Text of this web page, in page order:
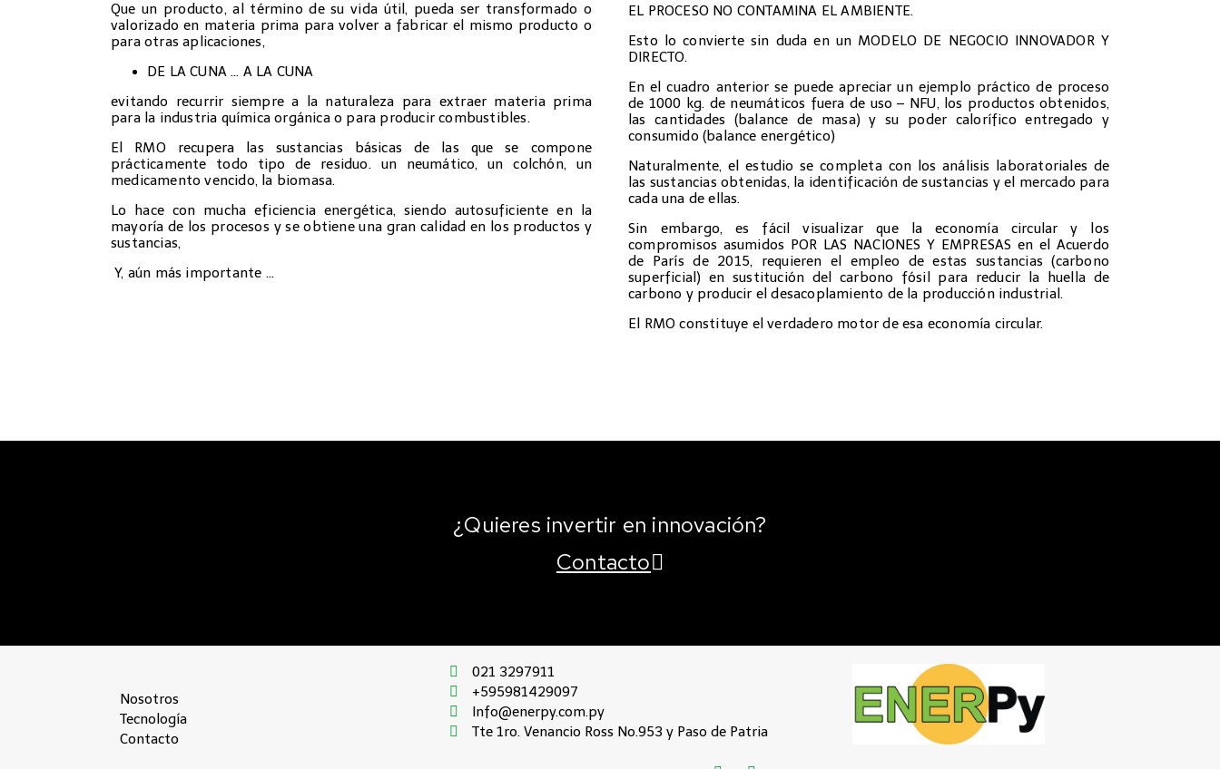
Que un producto, al término de su vida útil, pueda ser transformado o
valorizado en materia prima para volver a fabricar el mismo producto o
para otras aplicaciones,
DE LA CUNA … A LA CUNA
evitando recurrir siempre a la naturaleza para extraer materia prima
para la industria química orgánica o para producir combustibles.
El RMO recupera las sustancias básicas de las que se compone
prácticamente todo tipo de residuo. un neumático, un colchón, un
medicamento vencido, la biomasa.
Lo hace con mucha eficiencia energética, siendo autosuficiente en la
mayoría de los procesos y se obtiene una gran calidad en los productos y
sustancias,
Y, aún más importante …
EL PROCESO NO CONTAMINA EL AMBIENTE.
Esto lo convierte sin duda en un MODELO DE NEGOCIO INNOVADOR Y
DIRECTO.
En el cuadro anterior se puede apreciar un ejemplo práctico de proceso
de 1000 kg. de neumáticos fuera de uso – NFU, los productos obtenidos,
las cantidades (balance de masa) y su poder calorífico entregado y
consumido (balance energético)
Naturalmente, el estudio se completa con los análisis laboratoriales de
las sustancias obtenidas, la identificación de sustancias y el mercado para
cada una de ellas.
Sin embargo, es fácil visualizar que la economía circular y los
compromisos asumidos POR LAS NACIONES Y EMPRESAS en el Acuerdo
de París de 2015, requieren el empleo de estas sustancias (carbono
superficial) en sustitución del carbono fósil para reducir la huella de
carbono y producir el desacoplamiento de la producción industrial.
El RMO constituye el verdadero motor de esa economía circular.
¿Quieres invertir en innovación?
Contacto
Nosotros
Tecnología
Contacto
021 3297911
+595981429097
Info@enerpy.com.py
Tte 1ro. Venancio Ross No.953 y Paso de Patria